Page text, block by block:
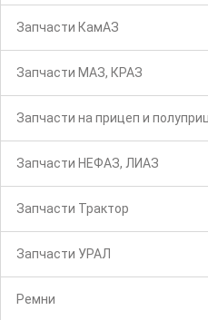
Запчасти КамАЗ
Запчасти МАЗ, КРАЗ
Запчасти на прицеп и
Запчасти НЕФАЗ, ЛИАЗ
Запчасти Трактор
Запчасти УРАЛ
Ремни